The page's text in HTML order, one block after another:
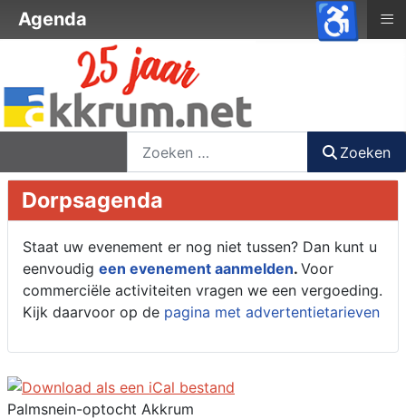
Zoeken
Dorpsagenda
Staat uw evenement er nog niet tussen? Dan kunt u
eenvoudig een evenement aanmelden. Voor
commerciële activiteiten vragen we een vergoeding.
Kijk daarvoor op de pagina met advertentietarieven
Palmsnein-optocht Akkrum
Agenda ≡
♿